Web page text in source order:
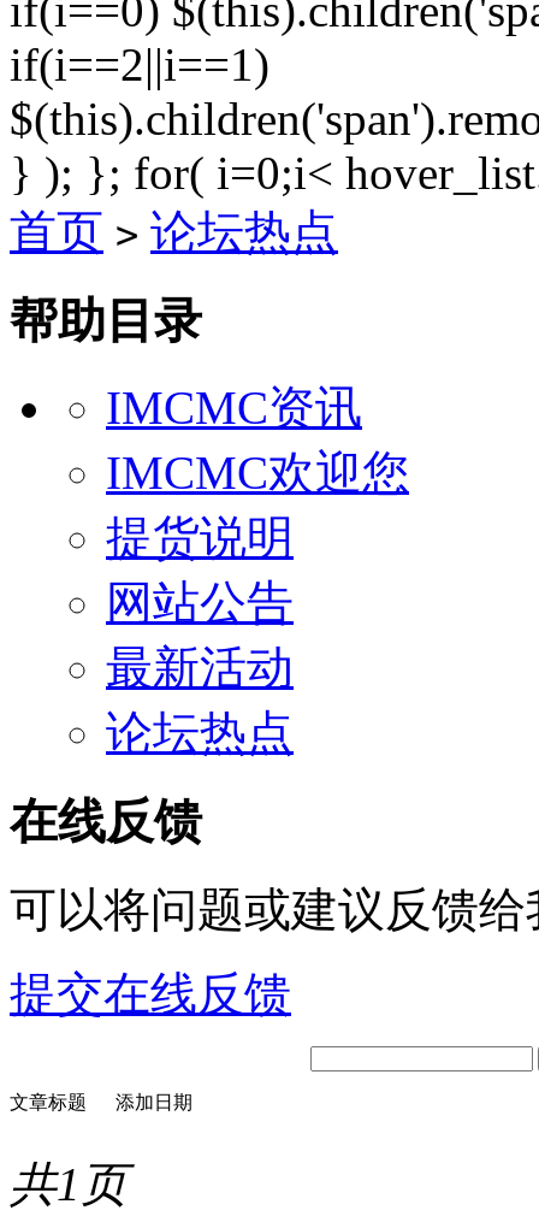
if(i==2||i==1)
} ); }; for( i=0;i<
首页 > 论坛热点
帮助目录
IMCMC资讯
IMCMC欢迎您
提货说明
网站公告
最新活动
论坛热点
在线反馈
可以将问题或建议反馈给
提交在线反馈
文章标题 添加日期
共1页